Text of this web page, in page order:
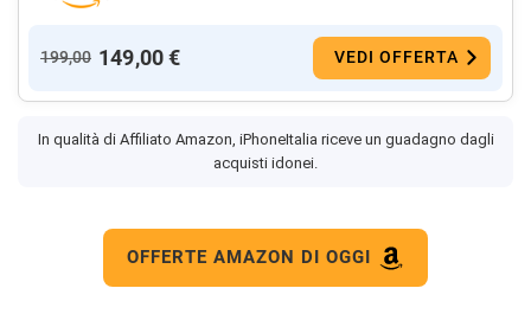
199,00 149,00 € VEDI OFFERTA
In qualità di Affiliato Amazon, iPhoneItalia riceve un guadagno dagli
acquisti idonei.
OFFERTE AMAZON DI OGGI